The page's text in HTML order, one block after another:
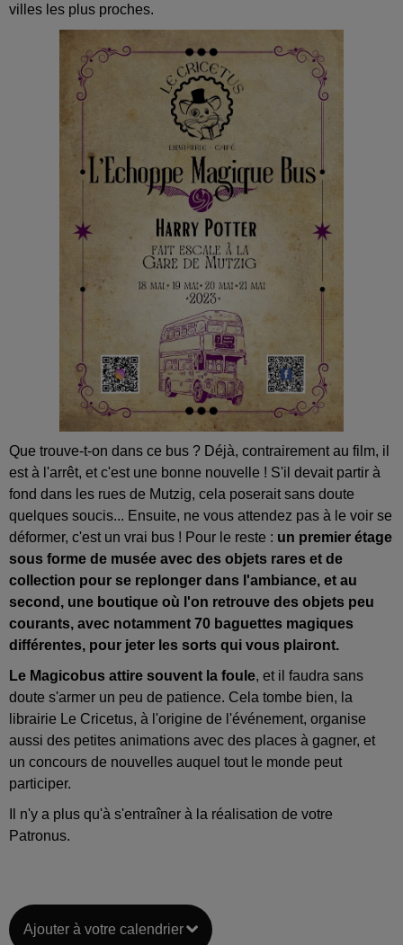
villes les plus proches.
Que trouve-t-on dans ce bus ? Déjà, contrairement au film, il
est à l'arrêt, et c'est une bonne nouvelle ! S'il devait partir à
fond dans les rues de Mutzig, cela poserait sans doute
quelques soucis... Ensuite, ne vous attendez pas à le voir se
déformer, c'est un vrai bus ! Pour le reste : un premier étage
sous forme de musée avec des objets rares et de
collection pour se replonger dans l'ambiance, et au
second, une boutique où l'on retrouve des objets peu
courants, avec notamment 70 baguettes magiques
différentes, pour jeter les sorts qui vous plairont.
Le Magicobus attire souvent la foule, et il faudra sans
doute s'armer un peu de patience. Cela tombe bien, la
librairie Le Cricetus, à l'origine de l'événement, organise
aussi des petites animations avec des places à gagner, et
un concours de nouvelles auquel tout le monde peut
participer.
Il n'y a plus qu'à s'entraîner à la réalisation de votre
Patronus.
Ajouter à votre calendrier